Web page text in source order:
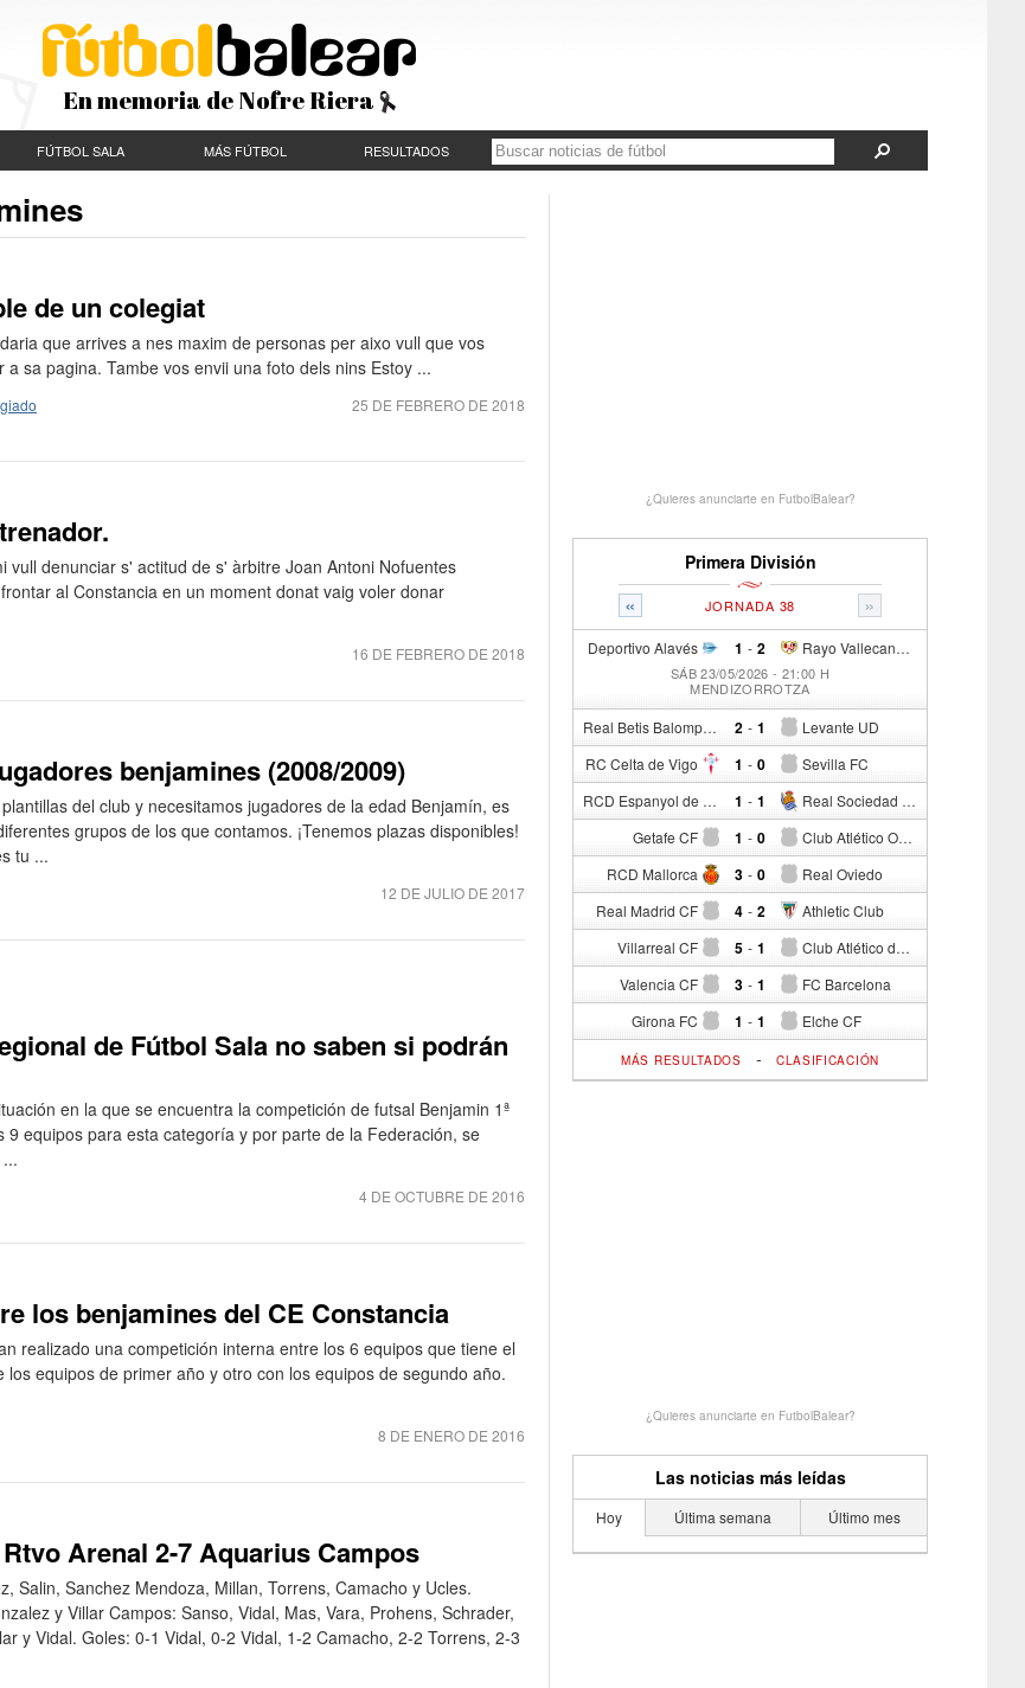
En memoria de Nofre Riera
FÚTBOL SALA MÁS FÚTBOL RESULTADOS
de un colegiat
que arrives a nes maxim de personas per aixo vull que vos
sa pagina. Tambe vos envii una foto dels nins Estoy ...
25 DE FEBRERO DE 2018
denunciar s' actitud de s' àrbitre Joan Antoni Nofuentes
al Constancia en un moment donat vaig voler donar
16 DE FEBRERO DE 2018
benjamines (2008/2009)
del club y necesitamos jugadores de la edad Benjamín, es
grupos de los que contamos. ¡Tenemos plazas disponibles!
tu ...
12 DE JULIO DE 2017
de Fútbol Sala no saben si podrán
en la que se encuentra la competición de futsal Benjamin 1ª
equipos para esta categoría y por parte de la Federación, se
4 DE OCTUBRE DE 2016
los benjamines del CE Constancia
realizado una competición interna entre los 6 equipos que tiene el
equipos de primer año y otro con los equipos de segundo año.
8 DE ENERO DE 2016
Arenal 2-7 Aquarius Campos
Salin, Sanchez Mendoza, Millan, Torrens, Camacho y Ucles.
y Villar Campos: Sanso, Vidal, Mas, Vara, Prohens, Schrader,
y Vidal. Goles: 0-1 Vidal, 0-2 Vidal, 1-2 Camacho, 2-2 Torrens, 2-3
¿Quieres anunciarte en FutbolBalear?
Primera División
« »
JORNADA 38
Deportivo Alavés 1 - Rayo Vallecano de Madrid
2
SÁB 23/05/2026 - 21:00 H
MENDIZORROTZA
Real Betis Balompié 2 - Levante UD
1
RC Celta de Vigo 1 - Sevilla FC
0
RCD Espanyol de Barcelona 1 - Real Sociedad de Fútbol
1
Getafe CF 1 - Club Atlético Osasuna
0
RCD Mallorca 3 - Real Oviedo
0
Real Madrid CF 4 - Athletic Club
2
Villarreal CF 5 - Club Atlético de Madrid
1
Valencia CF 3 - FC Barcelona
1
Girona FC 1 - Elche CF
1
MÁS RESULTADOS - CLASIFICACIÓN
¿Quieres anunciarte en FutbolBalear?
Las noticias más leídas
Hoy Última semana Último mes